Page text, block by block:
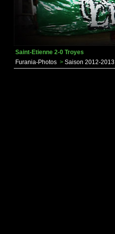
Saint-Etienne 2-0 Troyes
Furania-Photos > Saison 2012-2013